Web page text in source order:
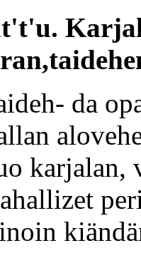
da
karjalan,